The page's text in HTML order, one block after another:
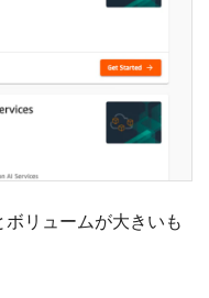
リュームが大きいも